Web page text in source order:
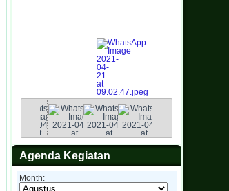
Agenda Kegiatan
Month: